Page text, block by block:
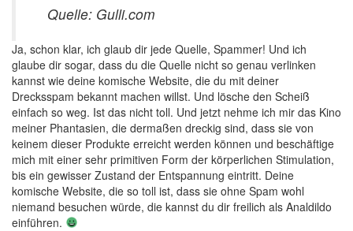
Quelle: Gulli.com
Ja, schon klar, ich glaub dir jede Quelle, Spammer! Und ich
glaube dir sogar, dass du die Quelle nicht so genau verlinken
kannst wie deine komische Website, die du mit deiner
Drecksspam bekannt machen willst. Und lösche den Scheiß
einfach so weg. Ist das nicht toll. Und jetzt nehme ich mir das Kino
meiner Phantasien, die dermaßen dreckig sind, dass sie von
keinem dieser Produkte erreicht werden können und beschäftige
mich mit einer sehr primitiven Form der körperlichen Stimulation,
bis ein gewisser Zustand der Entspannung eintritt. Deine
komische Website, die so toll ist, dass sie ohne Spam wohl
niemand besuchen würde, die kannst du dir freilich als Analdildo
einführen.